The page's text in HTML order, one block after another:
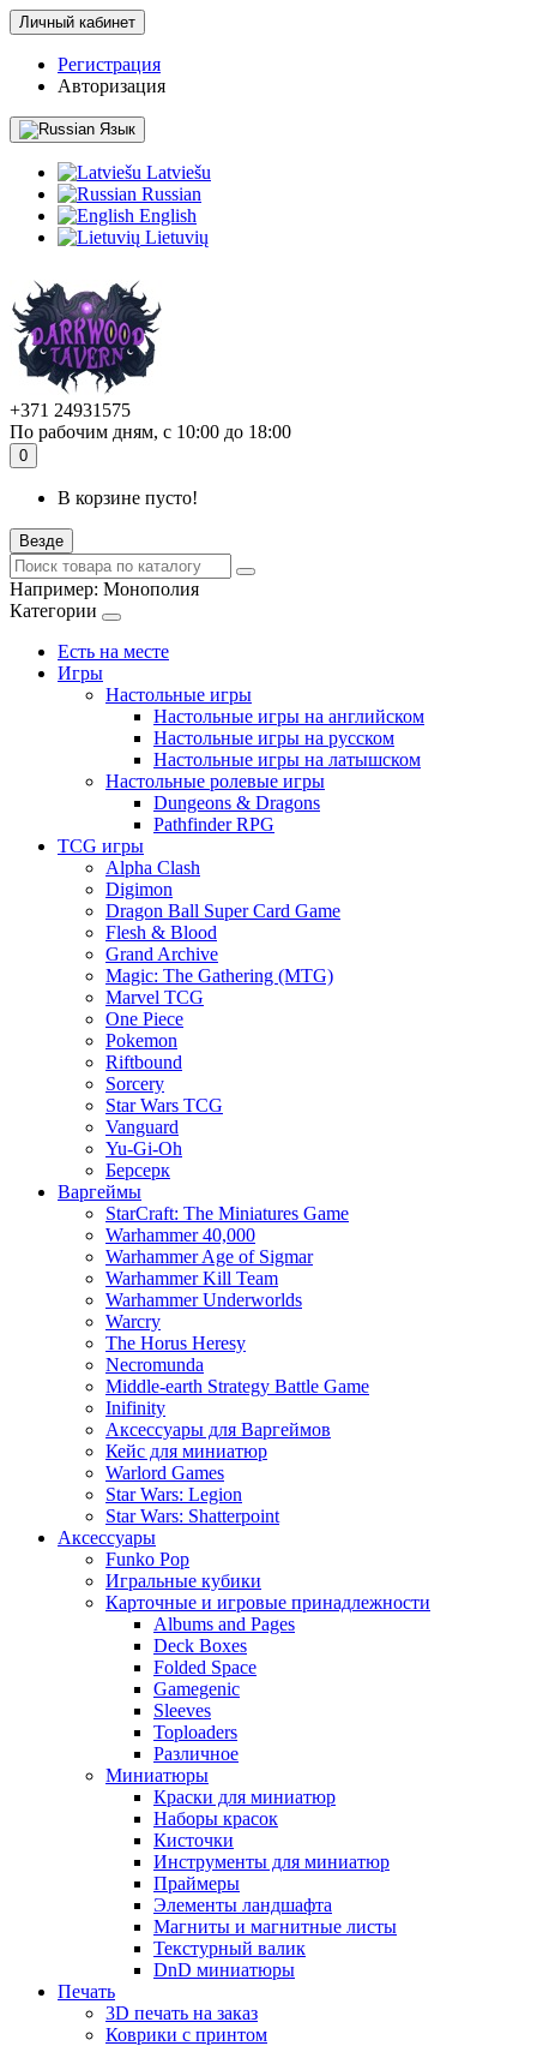
Личный кабинет
Регистрация
Авторизация
Язык
Latviešu
Russian
English
Lietuvių
+371 24931575
По рабочим дням, с 10:00 до 18:00
0
В корзине пусто!
Везде
Например: Монополия
Категории
Есть на месте
Игры
Настольные игры
Настольные игры на английском
Настольные игры на русском
Настольные игры на латышском
Настольные ролевые игры
Dungeons & Dragons
Pathfinder RPG
TCG игры
Alpha Clash
Digimon
Dragon Ball Super Card Game
Flesh & Blood
Grand Archive
Magic: The Gathering (MTG)
Marvel TCG
One Piece
Pokemon
Riftbound
Sorcery
Star Wars TCG
Vanguard
Yu-Gi-Oh
Берсерк
Варгеймы
StarCraft: The Miniatures Game
Warhammer 40,000
Warhammer Age of Sigmar
Warhammer Kill Team
Warhammer Underworlds
Warcry
The Horus Heresy
Necromunda
Middle-earth Strategy Battle Game
Inifinity
Аксессуары для Варгеймов
Кейс для миниатюр
Warlord Games
Star Wars: Legion
Star Wars: Shatterpoint
Аксессуары
Funko Pop
Игральные кубики
Карточные и игровые принадлежности
Albums and Pages
Deck Boxes
Folded Space
Gamegenic
Sleeves
Toploaders
Различное
Миниатюры
Краски для миниатюр
Наборы красок
Кисточки
Инструменты для миниатюр
Праймеры
Элементы ландшафта
Магниты и магнитные листы
Текстурный валик
DnD миниатюры
Печать
3D печать на заказ
Коврики с принтом